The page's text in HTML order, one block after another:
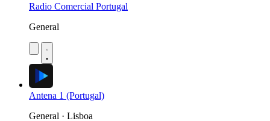
Radio Comercial Portugal
General
Antena 1 (Portugal)
General · Lisboa